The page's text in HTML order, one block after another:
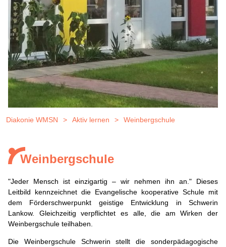
Diakonie WMSN Aktiv lernen Weinbergschule
Weinbergschule
"Jeder Mensch ist einzigartig – wir nehmen ihn an." Dieses
Leitbild kennzeichnet die Evangelische kooperative Schule mit
dem Förderschwerpunkt geistige Entwicklung in Schwerin
Lankow. Gleichzeitig verpflichtet es alle, die am Wirken der
Weinbergschule teilhaben.
Die Weinbergschule Schwerin stellt die sonderpädagogische